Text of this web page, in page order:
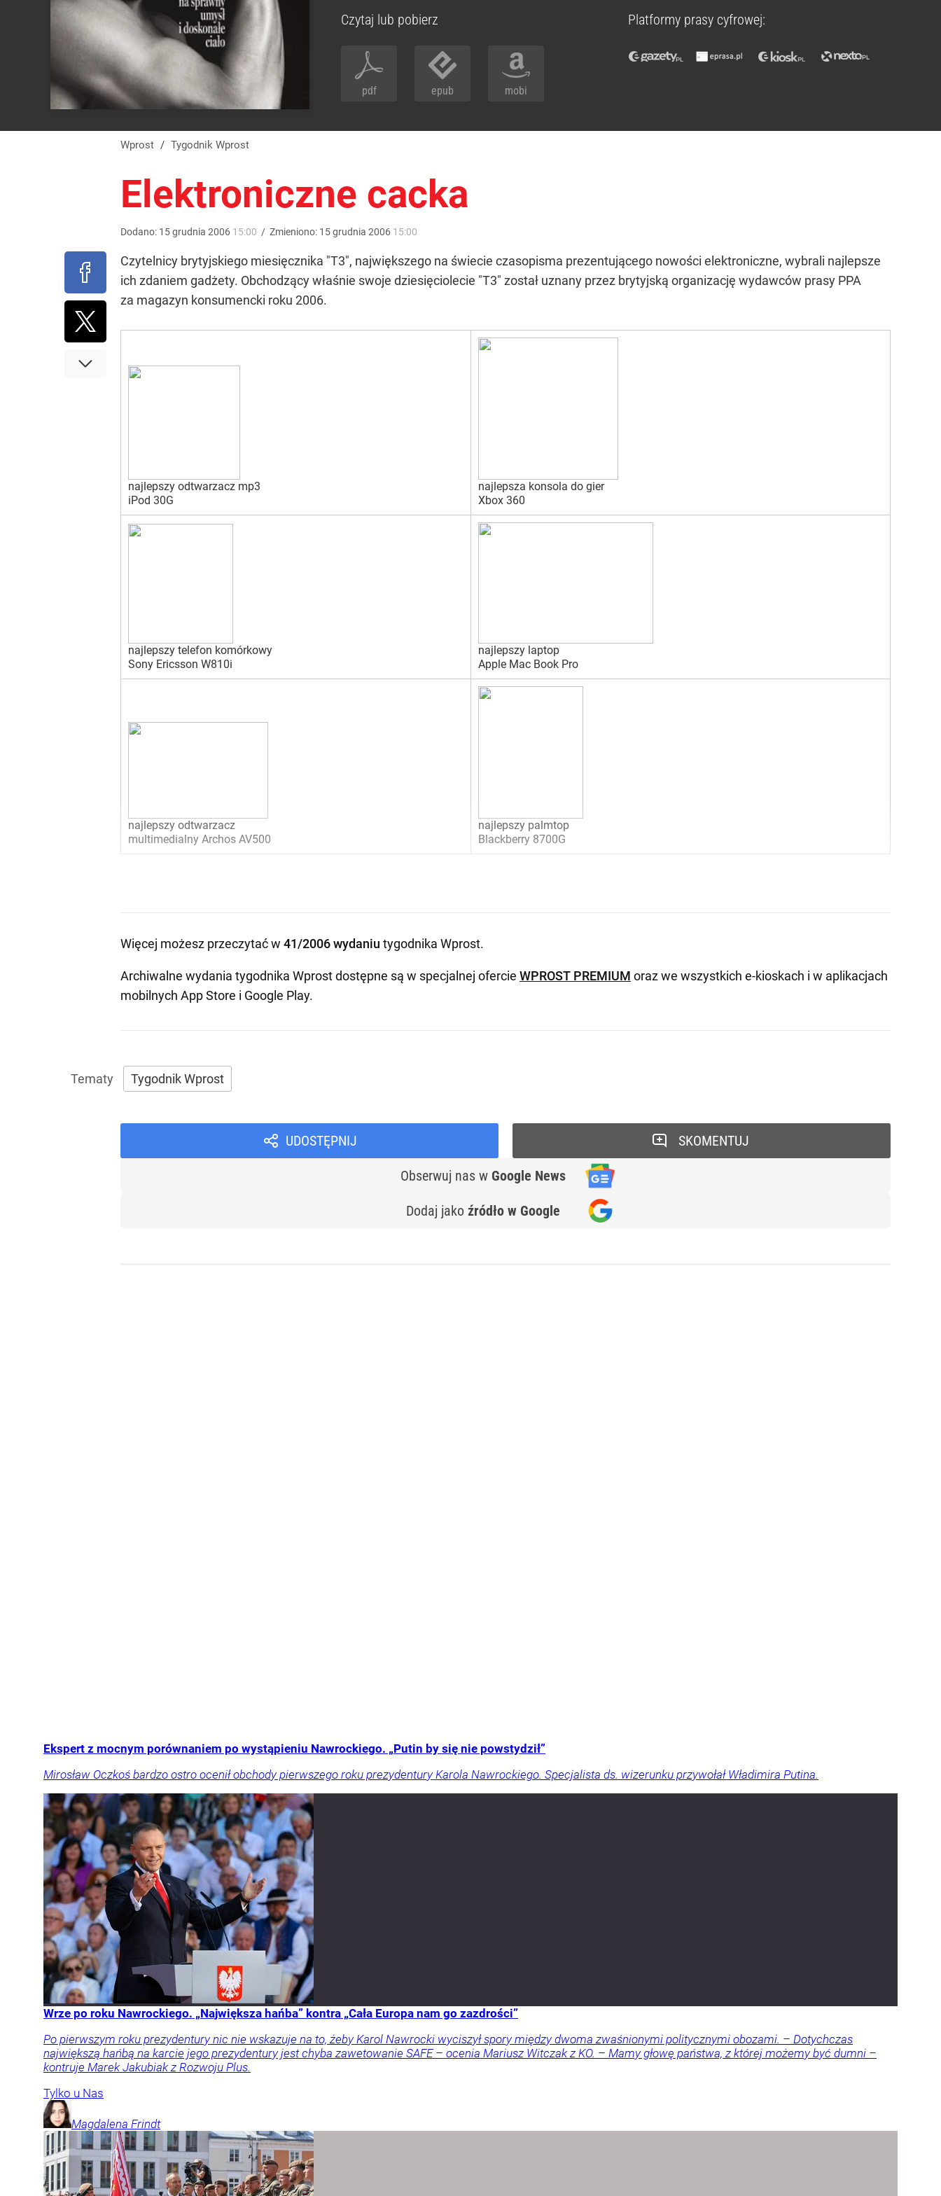
Czytaj lub pobierz
pdf epub mobi
Platformy prasy cyfrowej:
Wprost / Tygodnik Wprost
Elektroniczne cacka
Dodano: 15grudnia 2006 15:00 / Zmieniono: 15grudnia 2006 15:00
Czytelnicy brytyjskiego miesięcznika "T3", największego na świecie czasopisma prezentującego nowości elektroniczne, wybrali najlepsze
ich zdaniem gadżety. Obchodzący właśnie swoje dziesięciolecie "T3" został uznany przez brytyjską organizację wydawców prasy PPA
za magazyn konsumencki roku 2006.
najlepszy odtwarzacz mp3
iPod 30G
najlepsza konsola do gier
Xbox 360
najlepszy telefon komórkowy
Sony Ericsson W810i
najlepszy laptop
Apple Mac Book Pro
najlepszy odtwarzacz
multimedialny Archos AV500
najlepszy palmtop
Blackberry 8700G
Więcej możesz przeczytać w 41/2006 wydaniu tygodnika Wprost.
Archiwalne wydania tygodnika Wprost dostępne są w specjalnej ofercie WPROST PREMIUM oraz we wszystkich e-kioskach i w aplikacjach
mobilnych App Store i Google Play.
Tygodnik Wprost
UDOSTĘPNIJ
Obserwuj nas w Google News
Dodaj jako źródło w Google
SKOMENTUJ
Ekspert z mocnym porównaniem po wystąpieniu Nawrockiego. „Putin by się nie powstydził”
Mirosław Oczkoś bardzo ostro ocenił obchody pierwszego roku prezydentury Karola Nawrockiego. Specjalista ds. wizerunku przywołał Władimira Putina.
Wrze po roku Nawrockiego. „Największa hańba” kontra „Cała Europa nam go zazdrości”
Po pierwszym roku prezydentury nic nie wskazuje na to, żeby Karol Nawrocki wyciszył spory między dwoma zwaśnionymi politycznymi obozami. – Dotychczas
największą hańbą na karcie jego prezydentury jest chyba zawetowanie SAFE – ocenia Mariusz Witczak z KO. – Mamy głowę państwa, z której możemy być dumni –
kontruje Marek Jakubiak z Rozwoju Plus.
Tylko u Nas
Magdalena Frindt